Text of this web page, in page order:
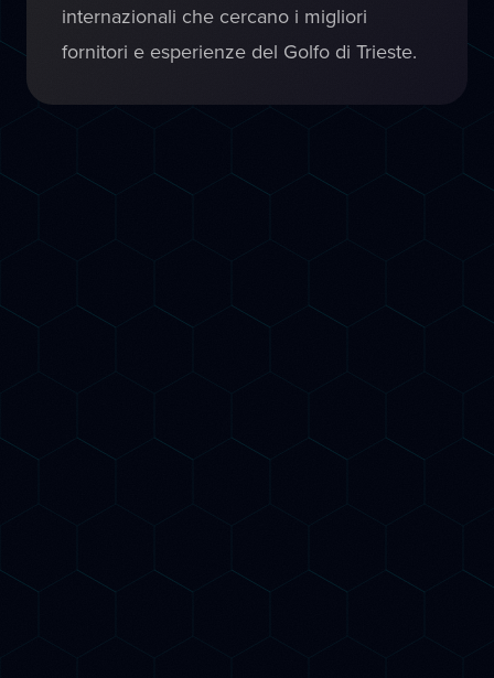
internazionali che cercano i migliori
fornitori e esperienze del Golfo di Trieste.
Due strategie,un obiettivo
BeeSpoke le integra in un'unica strategia
SEO Potenziato dall'AI